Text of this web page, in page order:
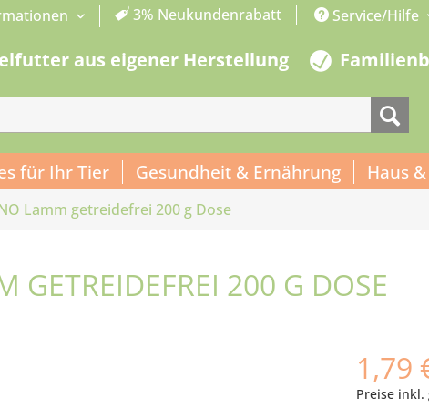
3% Neukundenrabatt Service/Hilfe
aus eigener Herstellung
für Ihr Tier Gesundheit & Ernährung Haus
Lamm getreidefrei 200 g Dose
GETREIDEFREI 200 G DOSE
1,79
Preise inkl.